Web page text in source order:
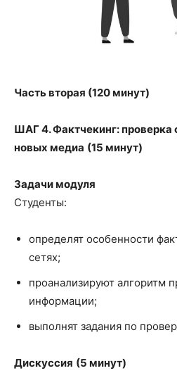
Часть вторая (120 минут)
ШАГ 4. Фактчекинг: проверка
новых медиа (15 минут)
Задачи модуля
Студенты:
определят особенности
сетях;
проанализируют алгоритм
информации;
выполнят задания по
Дискуссия (5 минут)